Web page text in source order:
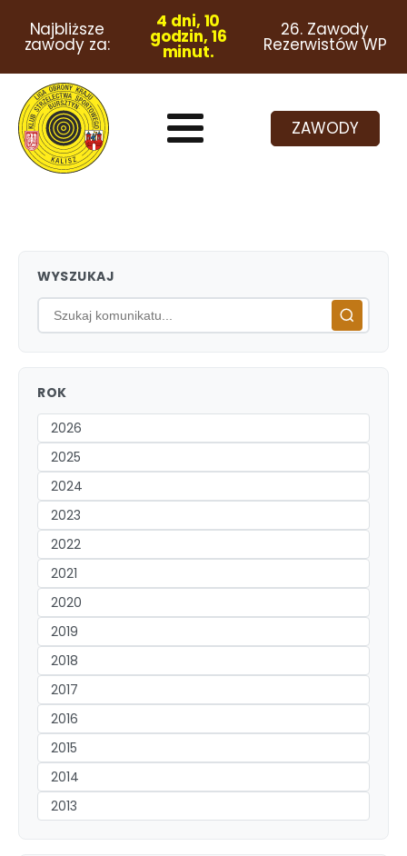
Najbliższe
zawody za:
4 dni, 10
godzin, 16
minut.
26. Zawody
Rezerwistów WP
ZAWODY
WYSZUKAJ
ROK
2026
2025
2024
2023
2022
2021
2020
2019
2018
2017
2016
2015
2014
2013